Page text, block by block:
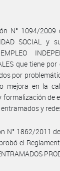
N° 1094/2009
SOCIAL
que tiene
por
mejora en la
formalización de
y
N° 1862/2011
el